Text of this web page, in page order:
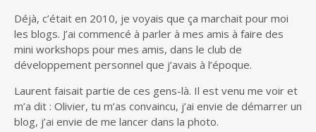
Déjà, c’était en 2010, je voyais que ça marchait pour moi
les blogs. J’ai commencé à parler à mes amis à faire des
mini workshops pour mes amis, dans le club de
développement personnel que j’avais à l’époque.
Laurent faisait partie de ces gens-là. Il est venu me voir et
m’a dit : Olivier, tu m’as convaincu, j’ai envie de démarrer un
blog, j’ai envie de me lancer dans la photo.